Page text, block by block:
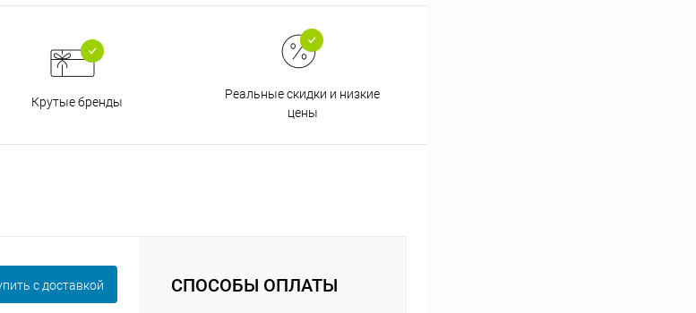
Крутые бренды
Реальные скидки и низкие
цены
c доставкой СПОСОБЫ ОПЛАТЫ
товарвыбранный способом
% будутсписываться
по25%каждые 2 недели
25